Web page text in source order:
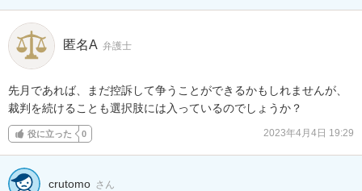
匿名A 弁護士
先月であれば、まだ控訴して争うことができるかもしれませんが、
裁判を続けることも選択肢には入っているのでしょうか？
役に立った 0 2023年4月4日 19:29
crutomo さん